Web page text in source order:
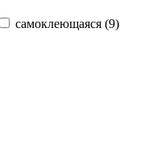
самоклеющаяся (9)